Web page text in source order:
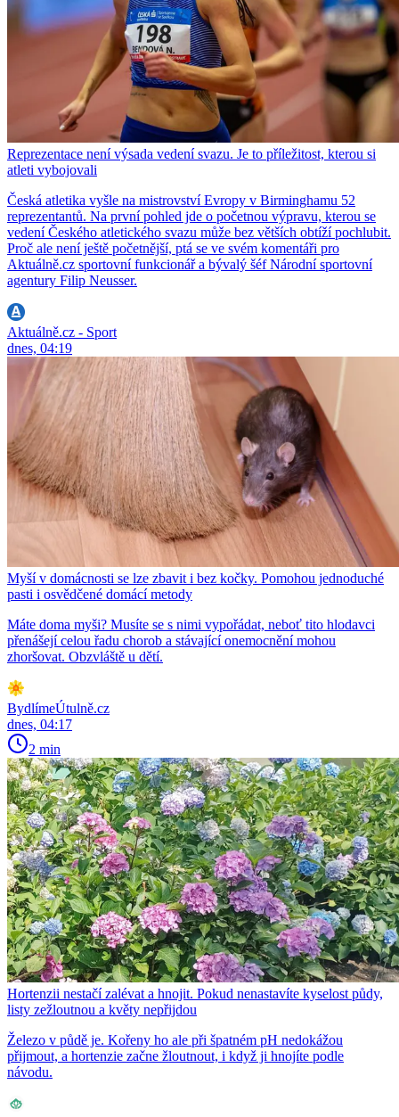
Reprezentace není výsada vedení svazu. Je to příležitost, kterou si
atleti vybojovali
Česká atletika vyšle na mistrovství Evropy v Birminghamu 52
reprezentantů. Na první pohled jde o početnou výpravu, kterou se
vedení Českého atletického svazu může bez větších obtíží pochlubit.
Proč ale není ještě početnější, ptá se ve svém komentáři pro
Aktuálně.cz sportovní funkcionář a bývalý šéf Národní sportovní
agentury Filip Neusser.
Aktuálně.cz - Sport
dnes, 04:19
Myší v domácnosti se lze zbavit i bez kočky. Pomohou jednoduché
pasti i osvědčené domácí metody
Máte doma myši? Musíte se s nimi vypořádat, neboť tito hlodavci
přenášejí celou řadu chorob a stávající onemocnění mohou
zhoršovat. Obzvláště u dětí.
BydlímeÚtulně.cz
dnes, 04:17
2 min
Hortenzii nestačí zalévat a hnojit. Pokud nenastavíte kyselost půdy,
listy zežloutnou a květy nepřijdou
Železo v půdě je. Kořeny ho ale při špatném pH nedokážou
přijmout, a hortenzie začne žloutnout, i když ji hnojíte podle
návodu.